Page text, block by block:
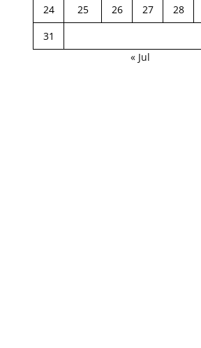
24
25 26 27 28
31
« Jul